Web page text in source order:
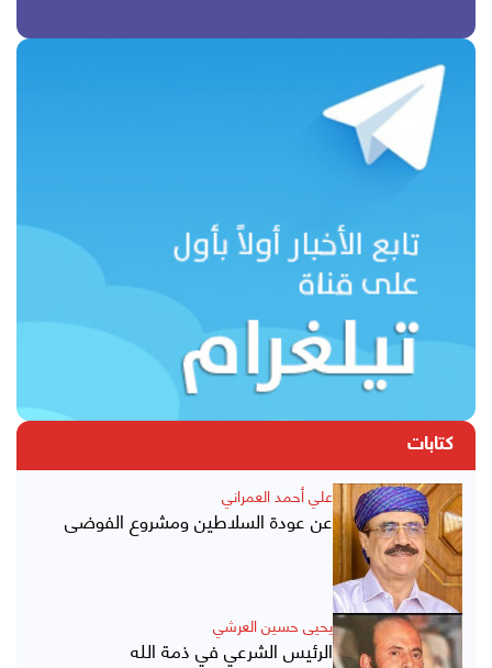
كتابات
علي أحمد العمراني
عن عودة السلاطين ومشروع الفوضى
يحيى حسين العرشي
الرئيس الشرعي في ذمة الله